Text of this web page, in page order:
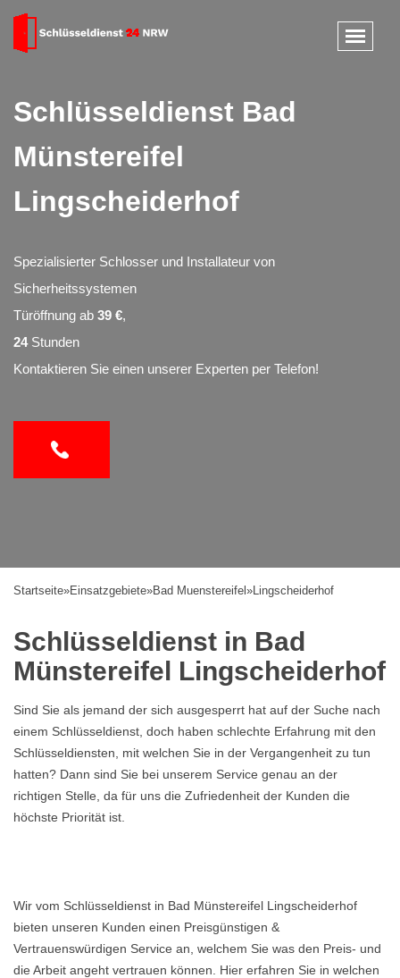
Schlüsseldienst Bad
Münstereifel
Lingscheiderhof
Spezialisierter Schlosser und Installateur von
Sicherheitssystemen
Türöffnung ab 39 €,
24Stunden
Kontaktieren Sie einen unserer Experten per Telefon!
Startseite»Einsatzgebiete»Bad Muenstereifel »Lingscheiderhof
Schlüsseldienst in Bad
Münstereifel Lingscheiderhof
Sind Sie als jemand der sich ausgesperrt hat auf der Suche nach
einem Schlüsseldienst, doch haben schlechte Erfahrung mit den
Schlüsseldiensten, mit welchen Sie in der Vergangenheit zu tun
hatten? Dann sind Sie bei unserem Service genau an der
richtigen Stelle, da für uns die Zufriedenheit der Kunden die
höchste Priorität ist.
Wir vom Schlüsseldienst in Bad Münstereifel Lingscheiderhof
bieten unseren Kunden einen Preisgünstigen &
Vertrauenswürdigen Service an, welchem Sie was den Preis- und
die Arbeit angeht vertrauen können. Hier erfahren Sie in welchen